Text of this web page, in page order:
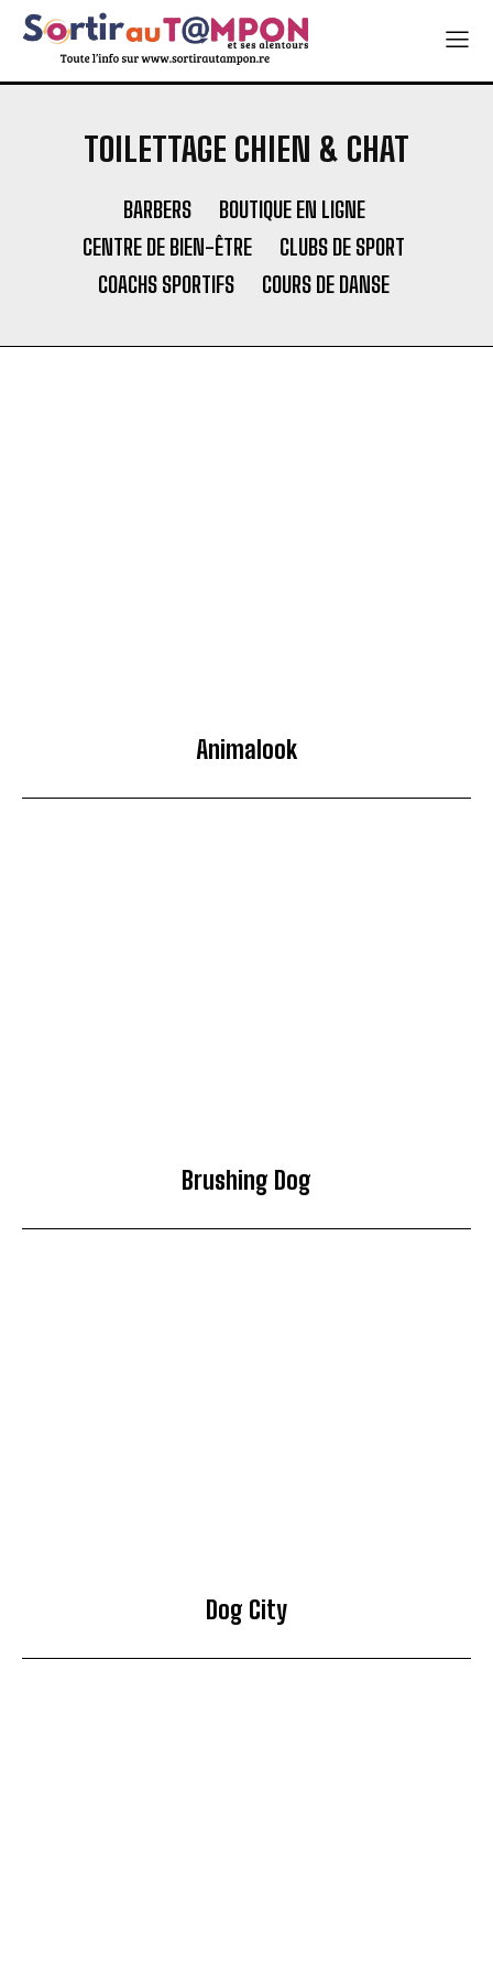
TOILETTAGE CHIEN & CHAT
BARBERS
BOUTIQUE EN LIGNE
CENTRE DE BIEN-ÊTRE
CLUBS DE SPORT
COACHS SPORTIFS
COURS DE DANSE
Animalook
Brushing Dog
Dog City